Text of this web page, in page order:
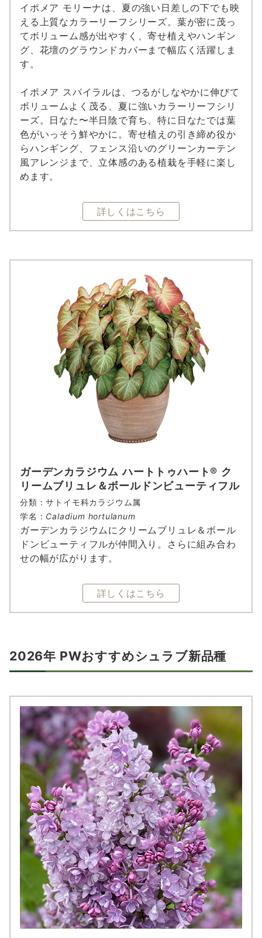
イポメア モリーナは、夏の強い日差しの下でも映
える上質なカラーリーフシリーズ。葉が密に茂っ
てボリューム感が出やすく、寄せ植えやハンギン
グ、花壇のグラウンドカバーまで幅広く活躍しま
す。
イポメア スパイラルは、つるがしなやかに伸びて
ボリュームよく茂る、夏に強いカラーリーフシリ
ーズ。日なた〜半日陰で育ち、特に日なたでは葉
色がいっそう鮮やかに。寄せ植えの引き締め役か
らハンギング、フェンス沿いのグリーンカーテン
風アレンジまで、立体感のある植栽を手軽に楽し
めます。
詳しくはこちら
ガーデンカラジウム ハートトゥハート® ク
リームブリュレ＆ボールドンビューティフル
分類：サトイモ科カラジウム属
学名： Caladium hortulanum
ガーデンカラジウムにクリームブリュレ＆ボール
ドンビューティフルが仲間入り。さらに組み合わ
せの幅が広がります。
詳しくはこちら
2026年 PWおすすめシュラブ新品種